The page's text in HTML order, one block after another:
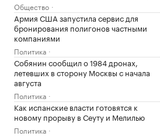
Общество
Армия США запустила сервис для
бронирования полигонов частными
компаниями
Политика
Собянин сообщил о 1984 дронах,
летевших в сторону Москвы с начала
августа
Политика
Как испанские власти готовятся к
новому прорыву в Сеуту и Мелилью
Политика